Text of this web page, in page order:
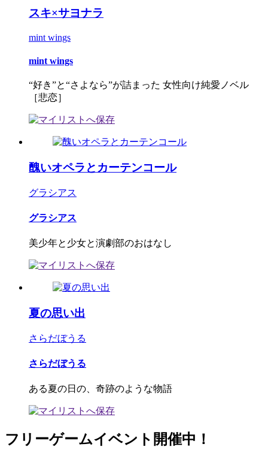
スキ×サヨナラ
mint wings
mint wings
“好き”と“さよなら”が詰まった 女性向け純愛ノベル
［悲恋］
醜いオペラとカーテンコール
グラシアス
グラシアス
美少年と少女と演劇部のおはなし
夏の思い出
さらだぼうる
さらだぼうる
ある夏の日の、奇跡のような物語
フリーゲームイベント開催中！